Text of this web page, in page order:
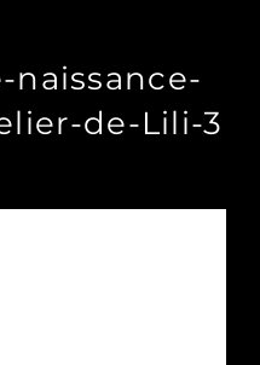
naissance-
de-Lili-3